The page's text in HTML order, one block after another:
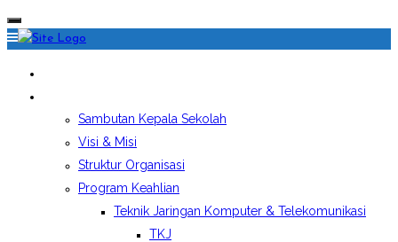
Sambutan Kepala Sekolah
Visi & Misi
Struktur Organisasi
Program Keahlian
Teknik Jaringan Komputer & Telekomunikasi
TKJ